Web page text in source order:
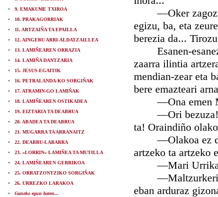
9. EMAKUME TXIROA
10. PRAKAGORRIAK
11. ARTZAIÑA TA EPAILLA
12. AINGERU ARRI-ALDATZAILLEA
13. LAMIÑEAREN ORRAZIA
14. LAMIÑA DANTZARIA
15. JESUS-EGAITIK
16. PETRALANDA-KO SORGIÑAK
17. ATRAMIN-GO LAMIÑAK
18. LAMIÑEAREN OSTIKADEA
19. EIZTARIA TA DEABRUA
20. ABADEA TA DEABRUA
21. MUGARRA TA ARRANAITZ
22. DEABRU-LABARRA
23. «LORRIN» LAMIÑEA TA MUTILLA
24. LAMIÑEAREN GERRIKOA
25. ORRATZONTZIKO SORGIÑAK
26. URREZKO LARAKOA
Ganeko egun baten...
—Oker zagoz,
egizu, ba, eta
berezia da...
Esanen-esanez
zaarra ilintia
mendian-zear eta
bere emazteari
—Ona emen
—Ori bezuza! A
ta! Oraindiño
—Olakoa ez
artzeko ta artzeko
—Mari Urrika-
—Maltzurkeria
eban arduraz